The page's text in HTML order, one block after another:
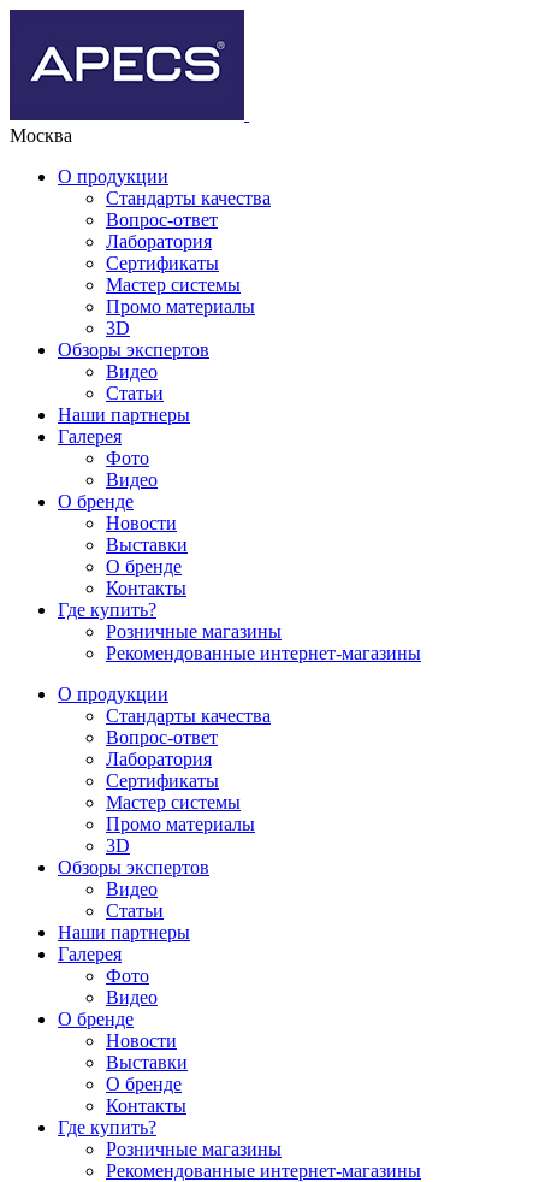
Москва
О продукции
Стандарты качества
Вопрос-ответ
Лаборатория
Сертификаты
Мастер системы
Промо материалы
3D
Обзоры экспертов
Видео
Статьи
Наши партнеры
Галерея
Фото
Видео
О бренде
Новости
Выставки
О бренде
Контакты
Где купить?
Розничные магазины
Рекомендованные интернет-магазины
О продукции
Стандарты качества
Вопрос-ответ
Лаборатория
Сертификаты
Мастер системы
Промо материалы
3D
Обзоры экспертов
Видео
Статьи
Наши партнеры
Галерея
Фото
Видео
О бренде
Новости
Выставки
О бренде
Контакты
Где купить?
Розничные магазины
Рекомендованные интернет-магазины